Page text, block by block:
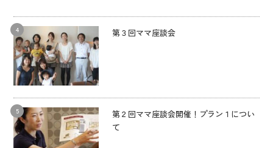
第３回ママ座談会
第２回ママ座談会開催！プラン１につい
て